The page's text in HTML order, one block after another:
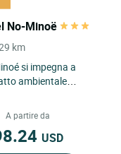
No-Minoë
km
si impegna a
ambientale
A partire da
USD